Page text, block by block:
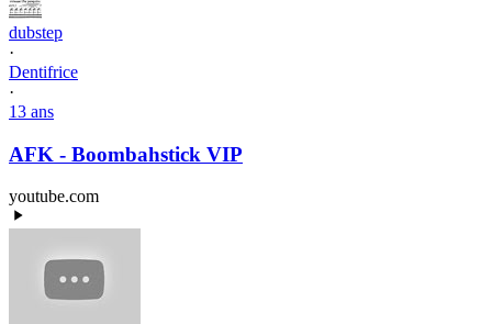
dubstep
·
Dentifrice
·
13 ans
AFK - Boombahstick VIP
youtube.com